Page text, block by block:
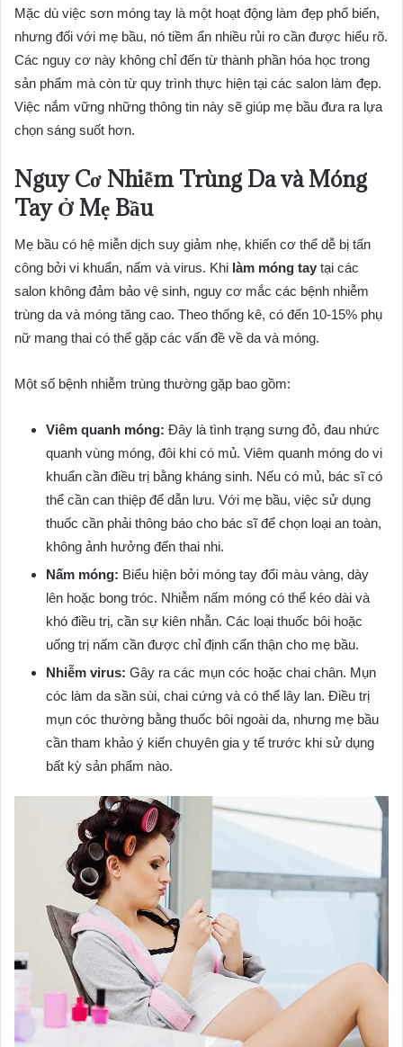
Mặc dù việc sơn móng tay là một hoạt động làm đẹp phổ biến,
nhưng đối với mẹ bầu, nó tiềm ẩn nhiều rủi ro cần được hiểu rõ.
Các nguy cơ này không chỉ đến từ thành phần hóa học trong
sản phẩm mà còn từ quy trình thực hiện tại các salon làm đẹp.
Việc nắm vững những thông tin này sẽ giúp mẹ bầu đưa ra lựa
chọn sáng suốt hơn.
Nguy Cơ Nhiễm Trùng Da và Móng
Tay Ở Mẹ Bầu
Mẹ bầu có hệ miễn dịch suy giảm nhẹ, khiến cơ thể dễ bị tấn
công bởi vi khuẩn, nấm và virus. Khi làm móng tay tại các
salon không đảm bảo vệ sinh, nguy cơ mắc các bệnh nhiễm
trùng da và móng tăng cao. Theo thống kê, có đến 10-15% phụ
nữ mang thai có thể gặp các vấn đề về da và móng.
Một số bệnh nhiễm trùng thường gặp bao gồm:
Viêm quanh móng: Đây là tình trạng sưng đỏ, đau nhức
quanh vùng móng, đôi khi có mủ. Viêm quanh móng do vi
khuẩn cần điều trị bằng kháng sinh. Nếu có mủ, bác sĩ có
thể cần can thiệp để dẫn lưu. Với mẹ bầu, việc sử dụng
thuốc cần phải thông báo cho bác sĩ để chọn loại an toàn,
không ảnh hưởng đến thai nhi.
Nấm móng: Biểu hiện bởi móng tay đổi màu vàng, dày
lên hoặc bong tróc. Nhiễm nấm móng có thể kéo dài và
khó điều trị, cần sự kiên nhẫn. Các loại thuốc bôi hoặc
uống trị nấm cần được chỉ định cẩn thận cho mẹ bầu.
Nhiễm virus: Gây ra các mụn cóc hoặc chai chân. Mụn
cóc làm da sần sùi, chai cứng và có thể lây lan. Điều trị
mụn cóc thường bằng thuốc bôi ngoài da, nhưng mẹ bầu
cần tham khảo ý kiến chuyên gia y tế trước khi sử dụng
bất kỳ sản phẩm nào.